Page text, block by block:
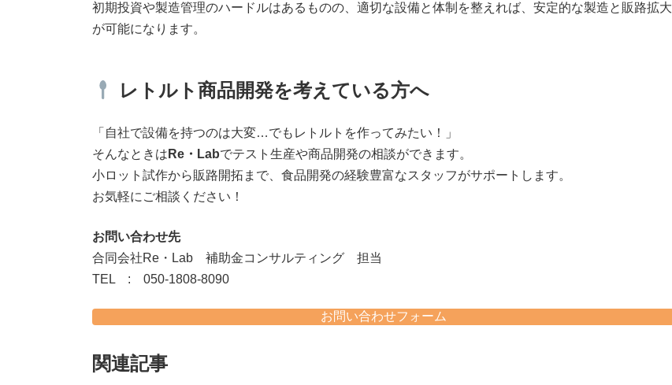
初期投資や製造管理のハードルはあるものの、適切な設備と体制を整えれば、安定的な製造と販路拡大
が可能になります。
レトルト商品開発を考えている方へ
「自社で設備を持つのは大変…でもレトルトを作ってみたい！」
そんなときは Re・Labでテスト生産や商品開発の相談ができます。
小ロット試作から販路開拓まで、食品開発の経験豊富なスタッフがサポートします。
お気軽にご相談ください！
お問い合わせ先
合同会社Re・Lab 補助金コンサルティング 担当
TEL : 050-1808-8090
お問い合わせフォーム
関連記事